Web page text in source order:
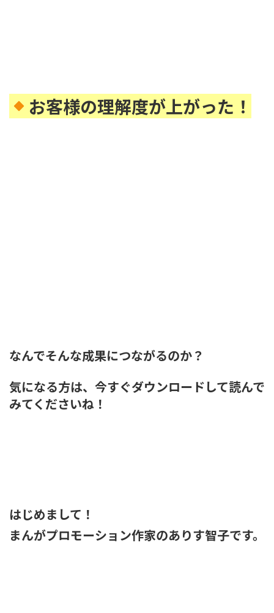
お客様の理解度が上がった！
なんでそんな成果につながるのか？
気になる方は、今すぐダウンロードして読んで
みてくださいね！
はじめまして！
まんがプロモーション作家のありす智子です。